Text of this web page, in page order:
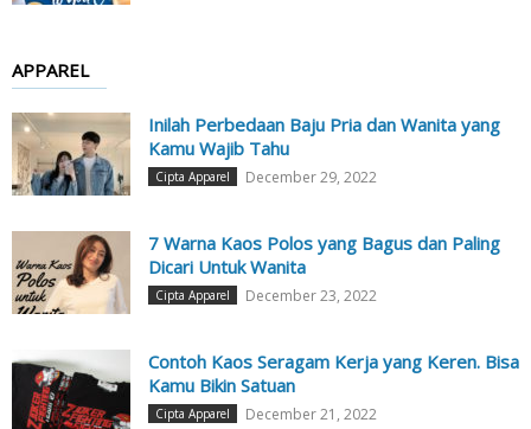
APPAREL
Inilah Perbedaan Baju Pria dan Wanita yang
Kamu Wajib Tahu
Cipta Apparel December 29, 2022
7 Warna Kaos Polos yang Bagus dan Paling
Dicari Untuk Wanita
Cipta Apparel December 23, 2022
Contoh Kaos Seragam Kerja yang Keren. Bisa
Kamu Bikin Satuan
Cipta Apparel December 21, 2022